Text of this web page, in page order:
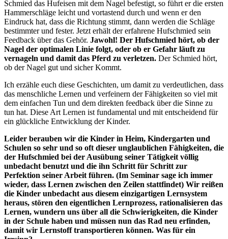
Schmied das Hufeisen mit dem Nagel befestigt, so führt er die ersten
Hammerschläge leicht und vortastend durch und wenn er den
Eindruck hat, dass die Richtung stimmt, dann werden die Schläge
bestimmter und fester. Jetzt erhält der erfahrene Hufschmied sein
Feedback über das Gehör. Jawohl! Der Hufschmied hört, ob der
Nagel der optimalen Linie folgt, oder ob er Gefahr läuft zu
vernageln und damit das Pferd zu verletzen. Der Schmied hört,
ob der Nagel gut und sicher Kommt.
Ich erzähle euch diese Geschichten, um damit zu verdeutlichen, dass
das menschliche Lernen und verfeinern der Fähigkeiten so viel mit
dem einfachen Tun und dem direkten feedback über die Sinne zu
tun hat. Diese Art Lernen ist fundamental und mit entscheidend für
ein glückliche Entwicklung der Kinder.
Leider berauben wir die Kinder in Heim, Kindergarten und
Schulen so sehr und so oft dieser unglaublichen Fähigkeiten, die
der Hufschmied bei der Ausübung seiner Tätigkeit völlig
unbedacht benutzt und die ihn Schritt für Schritt zur
Perfektion seiner Arbeit führen. (Im Seminar sage ich immer
wieder, dass Lernen zwischen den Zeilen stattfindet) Wir reißen
die Kinder unbedacht aus diesem einzigartigen Lernsystem
heraus, stören den eigentlichen Lernprozess, rationalisieren das
Lernen, wundern uns über all die Schwierigkeiten, die Kinder
in der Schule haben und müssen nun das Rad neu erfinden,
damit wir Lernstoff transportieren können. Was für ein